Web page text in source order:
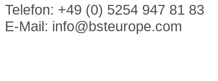
Telefon: +49 (0) 5254 947 81 83
E-Mail: info@bsteurope.com